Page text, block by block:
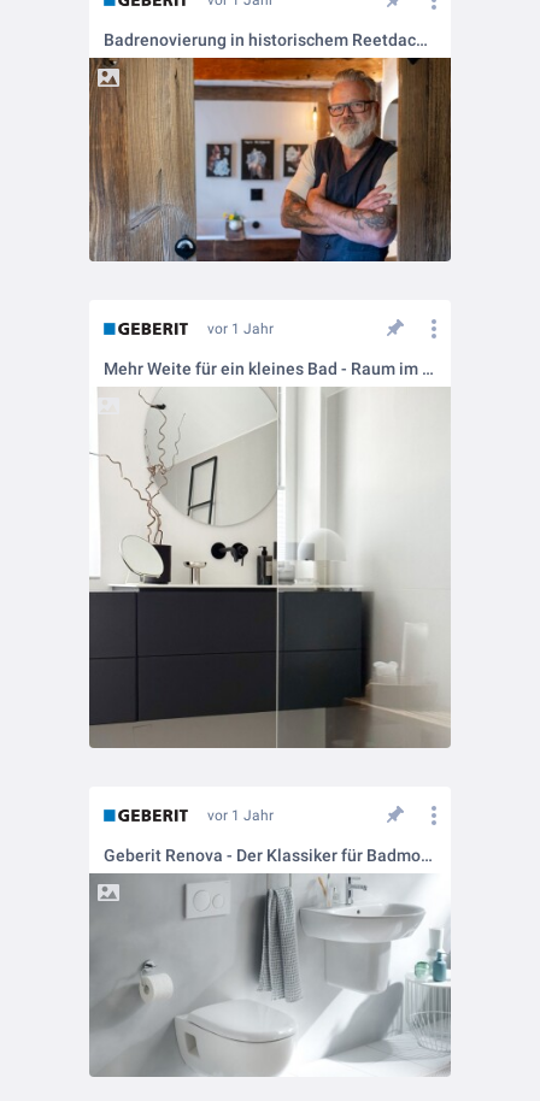
Badrenovierung in historischem Reetdachhaus
vor 1 Jahr
Mehr Weite für ein kleines Bad - Raum im Dachgeschoss wird zum Gästebad
vor 1 Jahr
Geberit Renova - Der Klassiker für Badmodernisierungen